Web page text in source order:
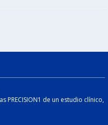
PRECISION1 de un estudio clínico,